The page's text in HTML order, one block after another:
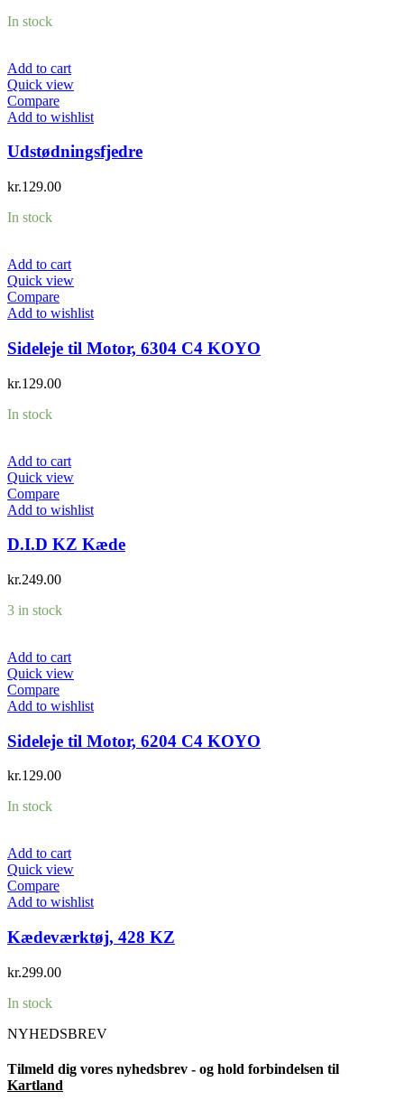
In stock
Add to cart
Quick view
Compare
Add to wishlist
Udstødningsfjedre
kr.129.00
In stock
Add to cart
Quick view
Compare
Add to wishlist
Sideleje til Motor, 6304 C4 KOYO
kr.129.00
In stock
Add to cart
Quick view
Compare
Add to wishlist
D.I.D KZ Kæde
kr.249.00
3 in stock
Add to cart
Quick view
Compare
Add to wishlist
Sideleje til Motor, 6204 C4 KOYO
kr.129.00
In stock
Add to cart
Quick view
Compare
Add to wishlist
Kædeværktøj, 428 KZ
kr.299.00
In stock
NYHEDSBREV
Tilmeld dig vores nyhedsbrev - og hold forbindelsen til
Kartland